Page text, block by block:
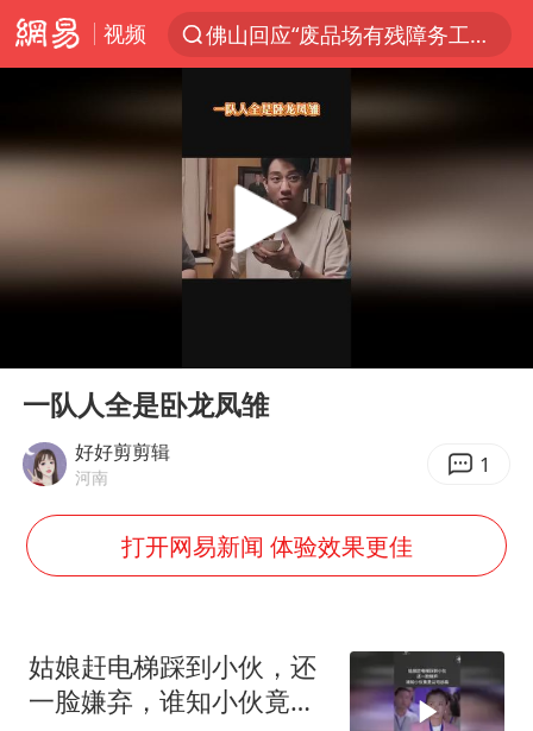
视频
佛山回应“废品场有残障务工人员”
美股收盘：道指再创历史新高
41岁女子为鼓励女儿考上985研究生
人贩子“梅姨”真名谢家梅
被一条街帮助的“煎饼叔叔”去世
13岁少年白天写作业晚上夜市炒粉
中方公布5项对美反制措施
被妻子举报丈夫与情人一审获刑1年
“中国游”持续带火“中国购”
Play
一队人全是卧龙凤雏
好好剪剪辑
河南 1
打开网易新闻 体验效果更佳
姑娘赶电梯踩到小伙，还
一脸嫌弃，谁知小伙竟是